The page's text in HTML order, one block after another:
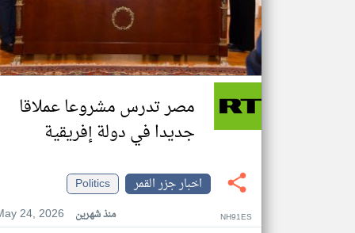
مصر تدرس مشروعا عملاقا
جديدا في دولة إفريقية
اخبار جزر القمر
Politics
24, 2026
منذ شهرين NH91ES